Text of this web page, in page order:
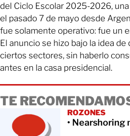
del Ciclo Escolar 2025-2026,
el pasado 7 de mayo desde
fue solamente operativo: fue un
El anuncio se hizo bajo la idea
ciertos sectores, sin haberlo
antes en la casa presidencial.
TE
ROZONES
• Nearshoring